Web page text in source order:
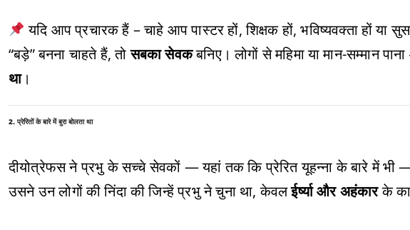
यदि आप प्रचारक हैं – चाहे आप पास्टर हों, शिक्षक हों, भविष्यवक्ता हों या
“बड़े” बनना चाहते हैं, तोसबका सेवकबनिए। लोगों से महिमा या मान-सम्मान
था।
2. प्रेरितों के बारे में बुरा बोलता था
दीयोत्रेफस ने प्रभु के सच्चे सेवकों — यहां तक कि प्रेरित यूहन्ना के बारे में भी
उसने उन लोगों की निंदा की जिन्हें प्रभु ने चुना था, केवलईर्ष्या और अहंकारके